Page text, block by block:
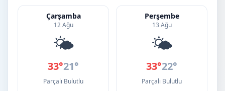
Çarşamba
12 Ağu
🌤️
33°21°
Parçalı Bulutlu
Perşembe
13 Ağu
🌤️
33°22°
Parçalı Bulutlu